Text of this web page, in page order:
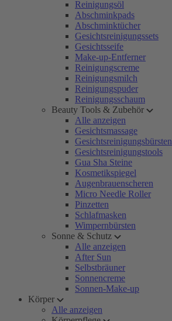
Reinigungsöl
Abschminkpads
Abschminktücher
Gesichtsreinigungssets
Gesichtsseife
Make-up-Entferner
Reinigungscreme
Reinigungsmilch
Reinigungspuder
Reinigungsschaum
Beauty Tools & Zubehör
Alle anzeigen
Gesichtsmassage
Gesichtsreinigungsbürsten
Gesichtsreinigungstools
Gua Sha Steine
Kosmetikspiegel
Augenbrauenscheren
Micro Needle Roller
Pinzetten
Schlafmasken
Wimpernbürsten
Sonne & Schutz
Alle anzeigen
After Sun
Selbstbräuner
Sonnencreme
Sonnen-Make-up
Körper
Alle anzeigen